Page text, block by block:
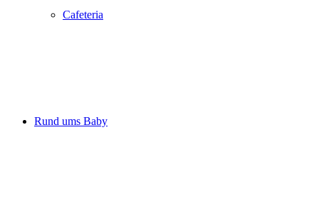
Cafeteria
Rund ums Baby